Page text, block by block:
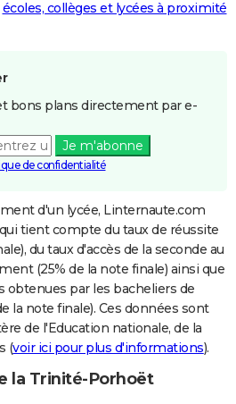
écoles, collèges et lycées à proximité
bons plans directement par e-
Je m'abonne
de confidentialité
d'un lycée, Linternaute.com
tient compte du taux de réussite
du taux d'accès de la seconde au
(25% de la note finale) ainsi que
obtenues par les bacheliers de
la note finale). Ces données sont
de l'Education nationale, de la
(voir ici pour plus d'informations).
la Trinité-Porhoët